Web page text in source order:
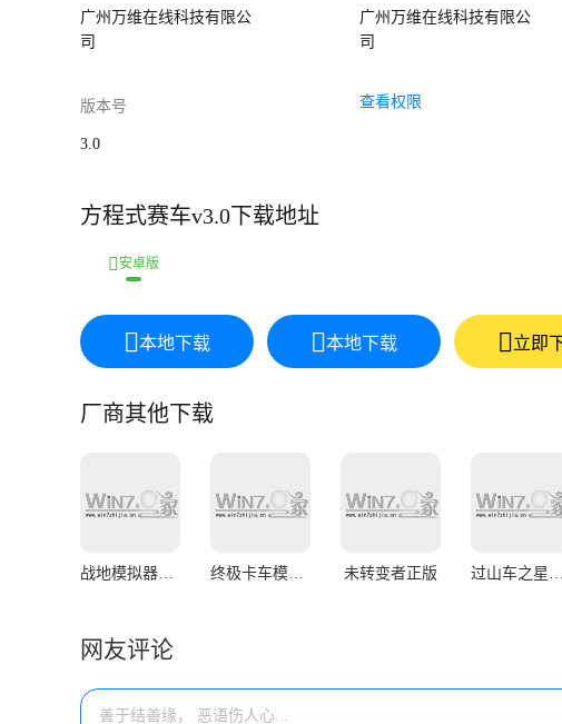
广州万维在线科技有限公
司
广州万维在线科技有限公
司
版本号
3.0
查看权限
方程式赛车v3.0下载地址
安卓版
本地下载 本地下载 立即
厂商其他下载
战地模拟器正版 终极卡车模拟器 未转变者正版 过山车之星手机正版
网友评论